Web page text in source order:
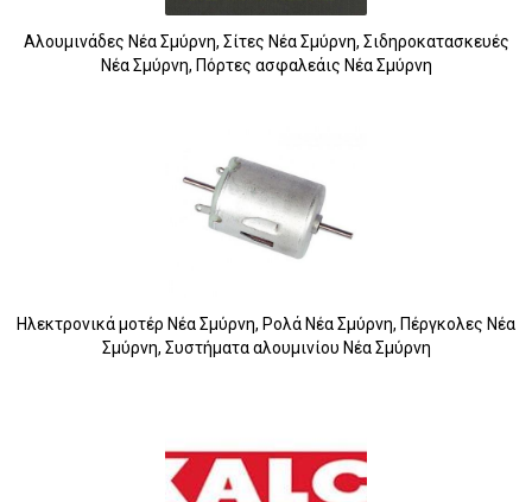
Αλουμινάδες Νέα Σμύρνη, Σίτες Νέα Σμύρνη, Σιδηροκατασκευές
Νέα Σμύρνη, Πόρτες ασφαλεάις Νέα Σμύρνη
Ηλεκτρονικά μοτέρ Νέα Σμύρνη, Ρολά Νέα Σμύρνη, Πέργκολες Νέα
Σμύρνη, Συστήματα αλουμινίου Νέα Σμύρνη